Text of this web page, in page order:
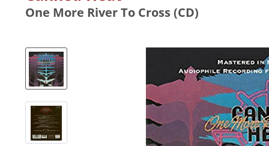
One More River To Cross (CD)